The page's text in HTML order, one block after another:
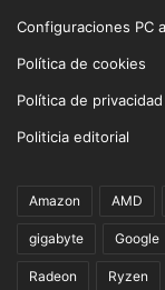
Configuraciones PC
Política de cookies
Política de privacidad
Politicia editorial
Amazon AMD
gigabyte Google
Radeon Ryzen